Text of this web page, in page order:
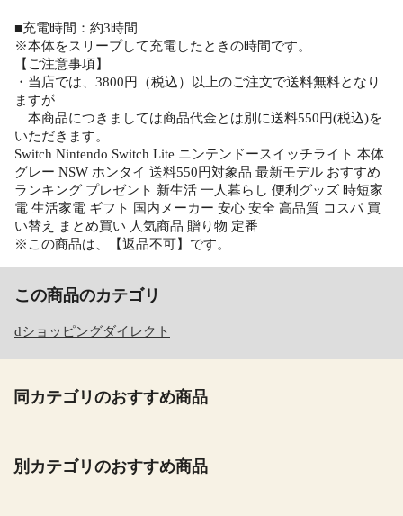
■充電時間：約3時間
※本体をスリープして充電したときの時間です。
【ご注意事項】
・当店では、3800円（税込）以上のご注文で送料無料となり
ますが
本商品につきましては商品代金とは別に送料550円(税込)を
いただきます。
Switch Nintendo Switch Lite ニンテンドースイッチライト 本体
グレー NSW ホンタイ 送料550円対象品 最新モデル おすすめ
ランキング プレゼント 新生活 一人暮らし 便利グッズ 時短家
電 生活家電 ギフト 国内メーカー 安心 安全 高品質 コスパ 買
い替え まとめ買い 人気商品 贈り物 定番
※この商品は、【返品不可】です。
この商品のカテゴリ
dショッピングダイレクト
同カテゴリのおすすめ商品
別カテゴリのおすすめ商品